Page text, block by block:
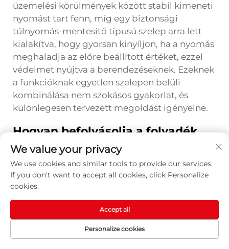
üzemelési körülmények között stabil kimeneti
nyomást tart fenn, míg egy biztonsági
túlnyomás-mentesítő típusú szelep arra lett
kialakítva, hogy gyorsan kinyíljon, ha a nyomás
meghaladja az előre beállított értéket, ezzel
védelmet nyújtva a berendezéseknek. Ezeknek
a funkcióknak egyetlen szelepen belüli
kombinálása nem szokásos gyakorlat, és
különlegesen tervezett megoldást igényelne.
Hogyan befolyásolja a folyadék
típusa a pilótavezérelt szabályozó
szelepek típusának
kiválasztását?
A folyadék típusa többféleképpen befolyásolja
kiválasztását. A összenyomható folyadékok,
például a gázok és gőzök nyomásváltozások
We value your privacy
We use cookies and similar tools to provide our services.
If you don't want to accept all cookies, click Personalize
cookies.
Personalize cookies
Accept all